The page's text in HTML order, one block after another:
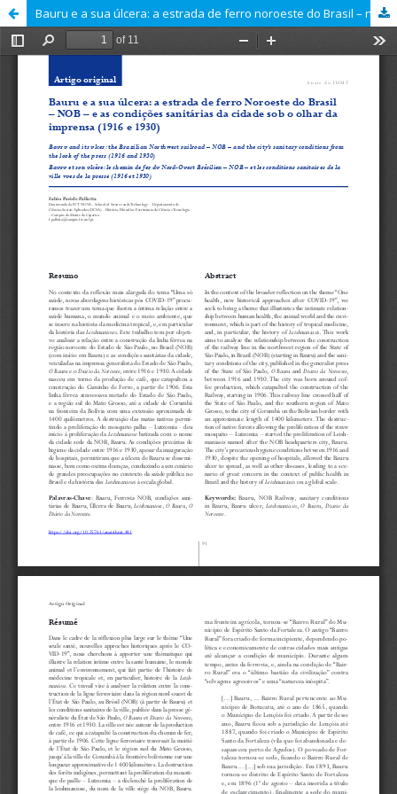
Bauru e a sua úlcera: a estrada de ferro noroeste do Brasil – nob – e as condições sanitárias da cidade sob o olhar da imprensa